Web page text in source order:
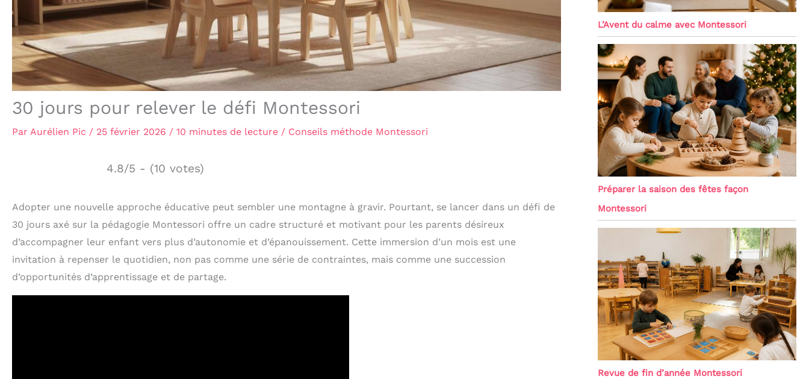
30 jours pour relever le défi Montessori
Par Aurélien Pic / 25 février 2026 / 10 minutes de lecture / Conseils méthode Montessori
4.8/5 - (10 votes)
Adopter une nouvelle approche éducative peut sembler une montagne à gravir. Pourtant, se lancer dans un défi de
30 jours axé sur la pédagogie Montessori offre un cadre structuré et motivant pour les parents désireux
d’accompagner leur enfant vers plus d’autonomie et d’épanouissement. Cette immersion d’un mois est une
invitation à repenser le quotidien, non pas comme une série de contraintes, mais comme une succession
d’opportunités d’apprentissage et de partage.
L’Avent du calme avec Montessori
Préparer la saison des fêtes façon
Montessori
Revue de fin d’année Montessori